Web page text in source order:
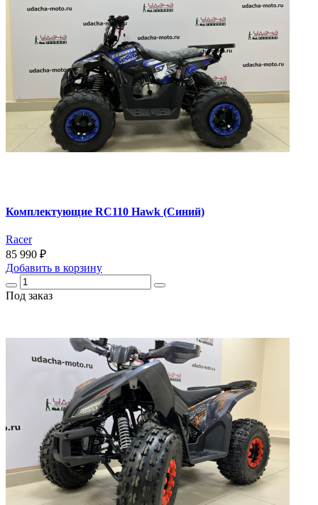
Комплектующие RC110 Hawk (Синий)
Racer
85 990 ₽
Добавить в корзину
Под заказ